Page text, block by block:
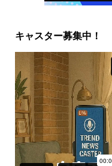
キャスター募集中！